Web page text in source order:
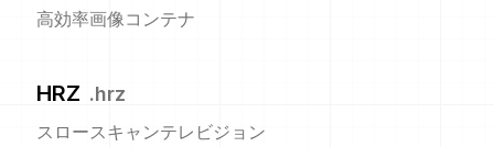
高効率画像コンテナ
HRZ .hrz
スロースキャンテレビジョン